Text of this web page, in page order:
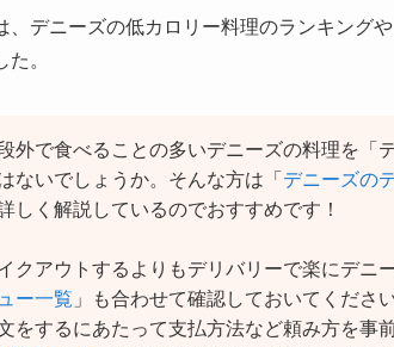
、デニーズの低カロリー料理のランキング
。
外で食べることの多いデニーズの料理を「
ないでしょうか。そんな方は「 デニーズの
しく解説しているのでおすすめです！
クアウトするよりもデリバリーで楽にデニ
ー一覧 」も合わせて確認しておいてください
をするにあたって支払方法など頼み方を事